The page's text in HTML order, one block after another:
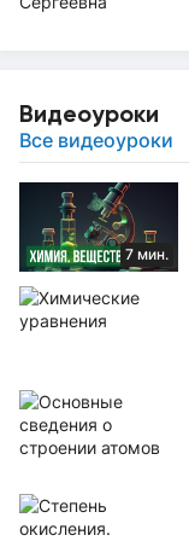
Видеоуроки
Все видеоуроки
7 мин.